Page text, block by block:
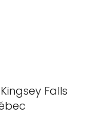
Falls